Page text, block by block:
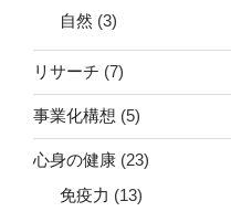
自然 (3)
リサーチ (7)
事業化構想 (5)
心身の健康 (23)
免疫力 (13)